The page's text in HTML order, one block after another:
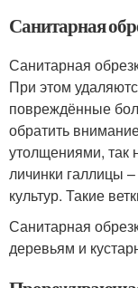
Санитарная
Санитарная
При этом
повреждённые
обратить
утолщениями, так
личинки галлицы
культур. Такие
Санитарная
деревьям и